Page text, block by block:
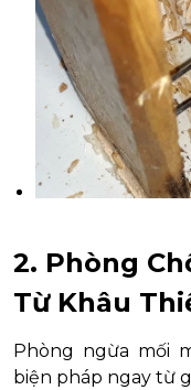
2. Phòng
Từ Khâu
Phòng ngừa mối
biện pháp ngay từ